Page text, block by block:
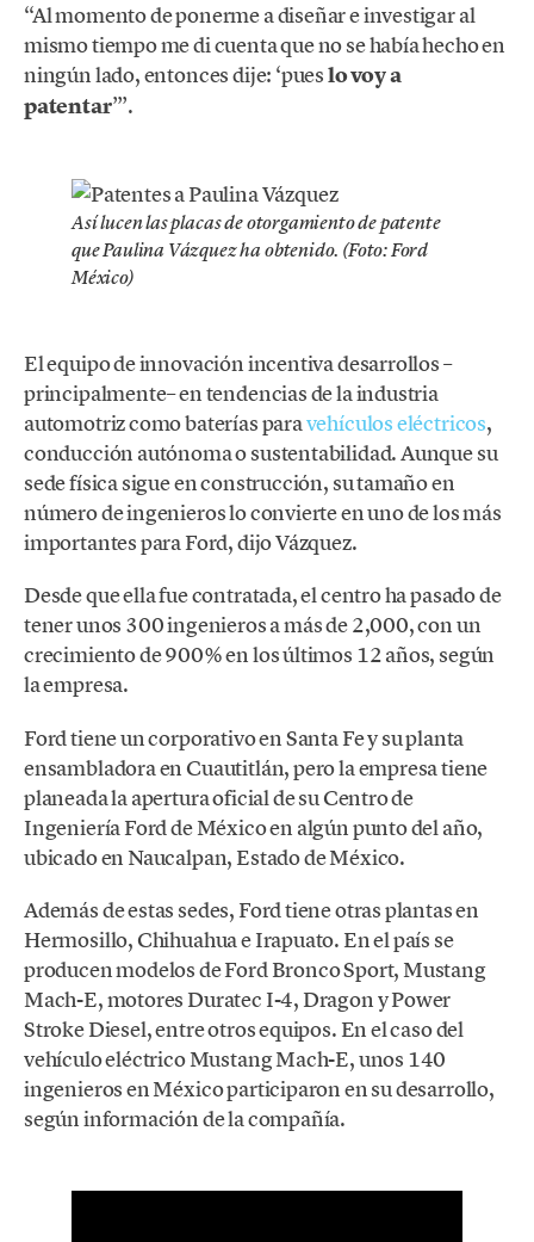
“Al momento de ponerme a diseñar e investigar al
mismo tiempo me di cuenta que no se había hecho en
ningún lado, entonces dije: ‘pueslo voy a
patentar’”.
Así lucen las placas de otorgamiento de patente
que Paulina Vázquez ha obtenido. (Foto: Ford
México)
El equipo de innovación incentiva desarrollos –
principalmente– en tendencias de la industria
automotriz como baterías paravehículos eléctricos,
conducción autónoma o sustentabilidad. Aunque su
sede física sigue en construcción, su tamaño en
número de ingenieros lo convierte en uno de los más
importantes para Ford, dijo Vázquez.
Desde que ella fue contratada, el centro ha pasado de
tener unos 300 ingenieros a más de 2,000, con un
crecimiento de 900% en los últimos 12 años, según
la empresa.
Ford tiene un corporativo en Santa Fe y su planta
ensambladora en Cuautitlán, pero la empresa tiene
planeada la apertura oficial de su Centro de
Ingeniería Ford de México en algún punto del año,
ubicado en Naucalpan, Estado de México.
Además de estas sedes, Ford tiene otras plantas en
Hermosillo, Chihuahua e Irapuato. En el país se
producen modelos de Ford Bronco Sport, Mustang
Mach-E, motores Duratec I-4, Dragon y Power
Stroke Diesel, entre otros equipos. En el caso del
vehículo eléctrico Mustang Mach-E, unos 140
ingenieros en México participaron en su desarrollo,
según información de la compañía.